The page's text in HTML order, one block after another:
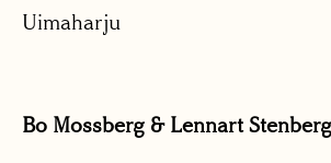
Uimaharju
Bo Mossberg & Lennart Stenberg